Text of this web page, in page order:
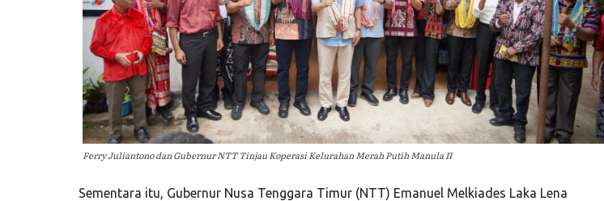
Ferry Juliantono dan Gubernur NTT Tinjau Koperasi Kelurahan Merah Putih Manula II
Sementara itu, Gubernur Nusa Tenggara Timur (NTT) Emanuel Melkiades Laka Lena